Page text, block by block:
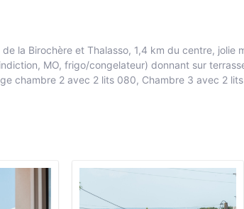
la Birochère et Thalasso, 1,4 km du centre,
MO, frigo/congelateur) donnant sur
chambre 2 avec 2 lits 080, Chambre 3 avec 2